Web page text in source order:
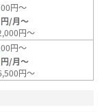
円～
円/月～
円～
円～
円/月～
円～